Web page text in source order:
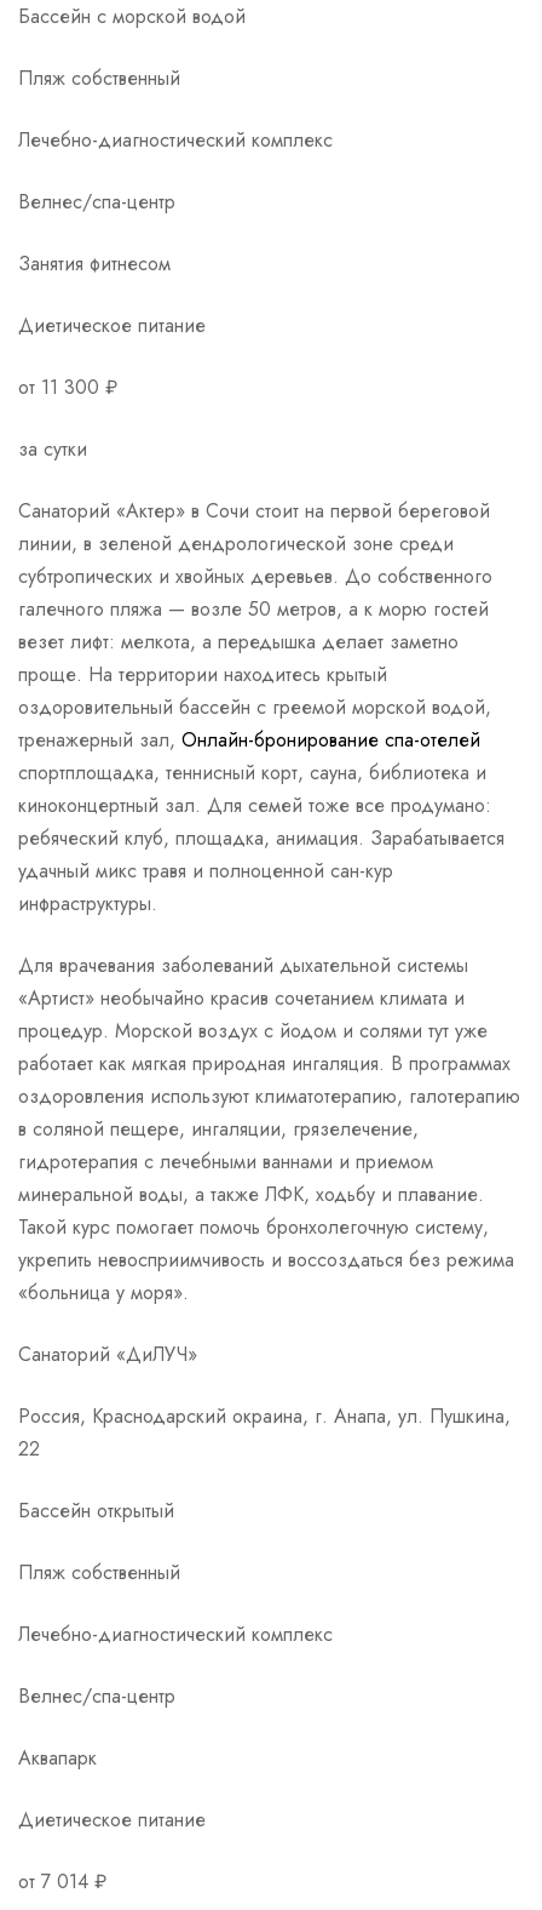
Бассейн с морской водой
Пляж собственный
Лечебно-диагностический комплекс
Велнес/спа-центр
Занятия фитнесом
Диетическое питание
от 11 300 ₽
за сутки
Санаторий «Актер» в Сочи стоит на первой береговой
линии, в зеленой дендрологической зоне среди
субтропических и хвойных деревьев. До собственного
галечного пляжа — возле 50 метров, а к морю гостей
везет лифт: мелкота, а передышка делает заметно
проще. На территории находитесь крытый
оздоровительный бассейн с греемой морской водой,
тренажерный зал, Онлайн-бронирование спа-отелей
спортплощадка, теннисный корт, сауна, библиотека и
киноконцертный зал. Для семей тоже все продумано:
ребяческий клуб, площадка, анимация. Зарабатывается
удачный микс травя и полноценной сан-кур
инфраструктуры.
Для врачевания заболеваний дыхательной системы
«Артист» необычайно красив сочетанием климата и
процедур. Морской воздух с йодом и солями тут уже
работает как мягкая природная ингаляция. В программах
оздоровления используют климатотерапию, галотерапию
в соляной пещере, ингаляции, грязелечение,
гидротерапия с лечебными ваннами и приемом
минеральной воды, а также ЛФК, ходьбу и плавание.
Такой курс помогает помочь бронхолегочную систему,
укрепить невосприимчивость и воссоздаться без режима
«больница у моря».
Санаторий «ДиЛУЧ»
Россия, Краснодарский окраина, г. Анапа, ул. Пушкина,
22
Бассейн открытый
Пляж собственный
Лечебно-диагностический комплекс
Велнес/спа-центр
Аквапарк
Диетическое питание
от 7 014 ₽